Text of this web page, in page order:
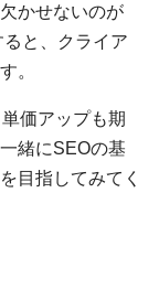
かせないのが
と、クライア
。
価アップも期
緒にSEOの基
目指してみてく